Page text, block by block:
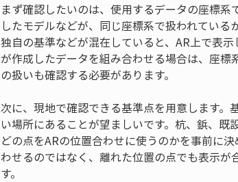
まず確認したいのは、使用するデータの座標
したモデルなどが、同じ座標系で扱われてい
独自の基準などが混在していると、AR上で表
が作成したデータを組み合わせる場合は、座
の扱いも確認する必要があります。
次に、現地で確認できる基準点を用意します
い場所にあることが望ましいです。杭、鋲、既
どの点をARの位置合わせに使うのかを事前に
わせるのではなく、離れた位置の点でも表示
す。